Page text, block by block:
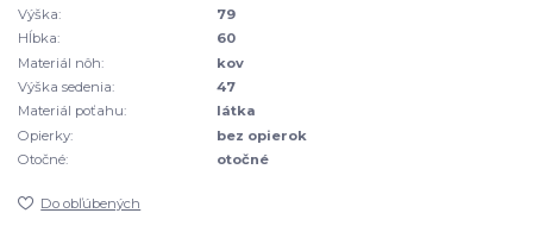
Výška:
79
Hĺbka:
60
Materiál nôh:
kov
Výška sedenia:
47
Materiál poťahu:
látka
Opierky:
bez opierok
Otočné:
otočné
Do obľúbených